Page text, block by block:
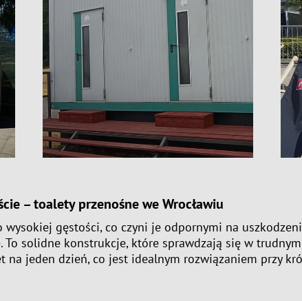
– toalety przenośne we Wrocławiu
wysokiej gęstości, co czyni je odpornymi na
To solidne konstrukcje, które sprawdzają się w
na jeden dzień, co jest idealnym rozwiązaniem przy